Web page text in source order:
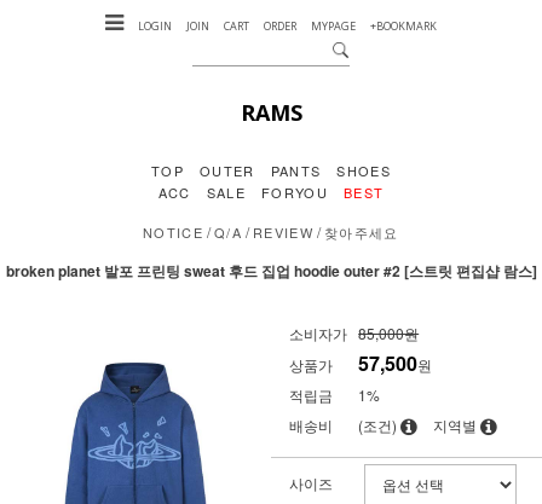
LOGIN JOIN CART ORDER MYPAGE +BOOKMARK
RAMS
TOP OUTER PANTS
SHOES
ACC
SALE FORYOU BEST
NOTICE /Q/A /REVIEW /찾아주세요
broken planet 발포 프린팅 sweat 후드 집업 hoodie outer #2 [스트릿 편집샵 람스]
소비자가 85,000원
상품가
57,500원
적립금
1%
배송비
(조건) 지역별
사이즈